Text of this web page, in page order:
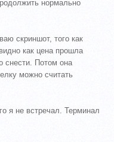
нормально
скриншот, того как
как цена прошла
снести. Потом она
можно считать
я не встречал. Терминал